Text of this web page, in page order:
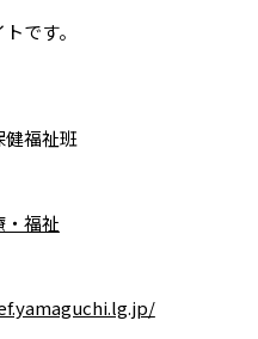
です。
福祉班
・福祉